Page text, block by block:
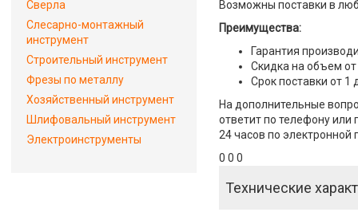
Возможны поставки в
Преимущества:
Гарантия
Скидка на объем от
Срок поставки от 1
На дополнительные
ответит по телефону или
24 часов по электронной
0 0 0
Технические
Сверла
Слесарно-монтажный
инструмент
Строительный инструмент
Фрезы по металлу
Хозяйственный инструмент
Шлифовальный инструмент
Электроинструменты